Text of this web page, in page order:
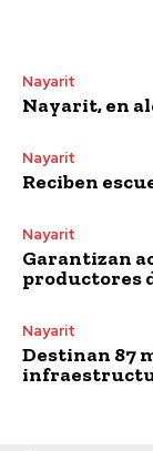
Nayarit
Nayarit, en
Nayarit
Reciben
Nayarit
Garantizan
productores
Nayarit
Destinan 87